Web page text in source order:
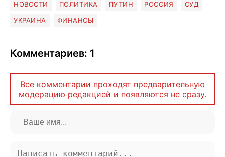
НОВОСТИ
ПОЛИТИКА ПУТИН РОССИЯ
СУД
УКРАИНА
ФИНАНСЫ
Комментариев: 1
Все комментарии проходят предварительную
модерацию редакцией и появляются не сразу.